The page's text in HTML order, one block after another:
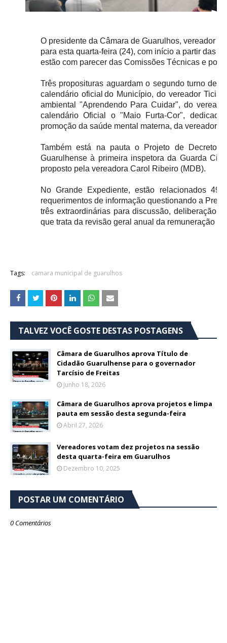
O presidente da Câmara de Guarulhos, vereador
para esta quarta-feira (24), com início a partir das
estão com parecer das Comissões Técnicas e
Três proposituras aguardam o segundo turno de
calendário oficial do Município, do vereador
ambiental "Aprendendo Para Cuidar", do
calendário Oficial o "Maio Furta-Cor",
promoção da saúde mental materna, da
Também está na pauta o Projeto de Decreto
Guarulhense à primeira inspetora da Guarda
proposto pela vereadora Carol Ribeiro (MDB).
No Grande Expediente, estão relacionados
requerimentos de informação questionando a
três extraordinárias para discussão, deliberação
que trata da revisão geral anual da remuneração
Tags: camara municipal de guarulhos
TALVEZ VOCÊ GOSTE DESTAS POSTAGENS
Câmara de Guarulhos aprova Título de
Cidadão Guarulhense para o governador
Tarcísio de Freitas
Junho 18, 2026
Câmara de Guarulhos aprova projetos e limpa
pauta em sessão desta segunda-feira
Abril 27, 2026
Vereadores votam dez projetos na sessão
desta quarta-feira em Guarulhos
Dezembro 10, 2025
POSTAR UM COMENTÁRIO
0 Comentários